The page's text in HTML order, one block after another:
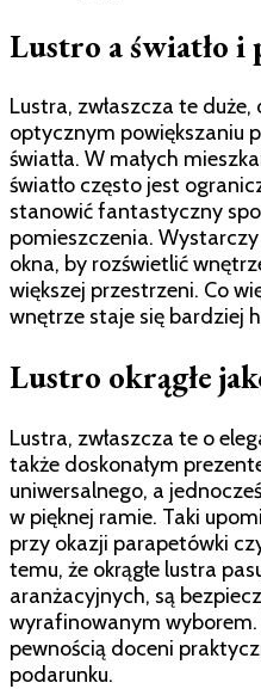
Lustro a światło i
Lustra, zwłaszcza te
optycznym powiększaniu
światła. W małych
światło często jest
stanowić fantastyczny
pomieszczenia.
okna, by rozświetlić
większej przestrzeni. Co
wnętrze staje się bardziej
Lustro okrągłe
Lustra, zwłaszcza te o
także doskonałym
uniwersalnego, a
w pięknej ramie. Taki
przy okazji parapetówki
temu, że okrągłe lustra
aranżacyjnych, są
wyrafinowanym
pewnością doceni
podarunku.